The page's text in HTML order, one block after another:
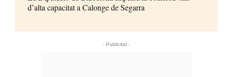
d’alta capacitat a Calonge de Segarra
- Publicitat -